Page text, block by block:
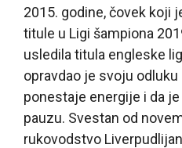
2015. godine, čovek koji
titule u Ligi šampiona
usledila titula engleske
opravdao je svoju
ponestaje energije i da
pauzu. Svestan od
rukovodstvo